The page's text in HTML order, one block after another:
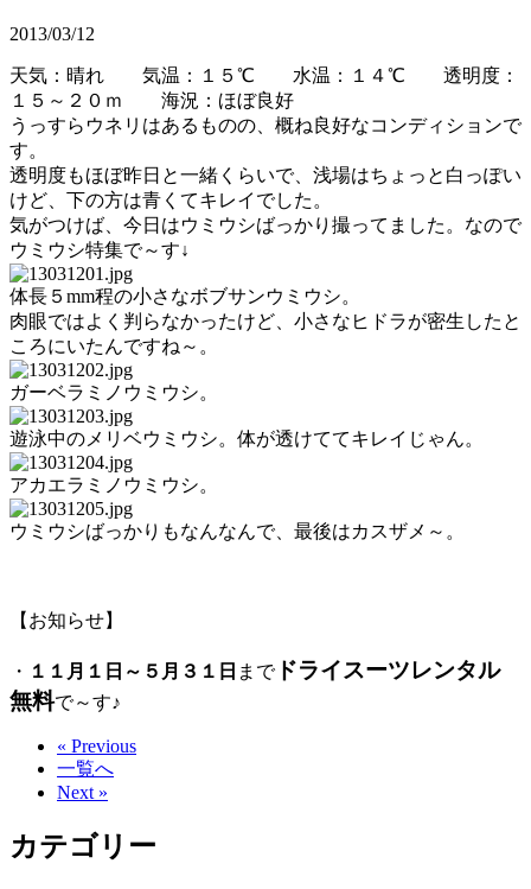
2013/03/12
天気：晴れ 気温：１５℃ 水温：１４℃ 透明度：
１５～２０ｍ 海況：ほぼ良好
うっすらウネリはあるものの、概ね良好なコンディションで
す。
透明度もほぼ昨日と一緒くらいで、浅場はちょっと白っぽい
けど、下の方は青くてキレイでした。
気がつけば、今日はウミウシばっかり撮ってました。なので
ウミウシ特集で～す↓
体長５mm程の小さなボブサンウミウシ。
肉眼ではよく判らなかったけど、小さなヒドラが密生したと
ころにいたんですね～。
ガーベラミノウミウシ。
遊泳中のメリベウミウシ。体が透けててキレイじゃん。
アカエラミノウミウシ。
ウミウシばっかりもなんなんで、最後はカスザメ～。
【お知らせ】
・ １１月１日～５月３１日 までドライスーツレンタル
無料で～す♪
« Previous
一覧へ
Next »
カテゴリー